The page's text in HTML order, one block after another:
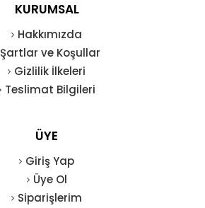
KURUMSAL
Hakkımızda
Şartlar ve Koşullar
Gizlilik İlkeleri
Teslimat Bilgileri
ÜYE
Giriş Yap
Üye Ol
Siparişlerim